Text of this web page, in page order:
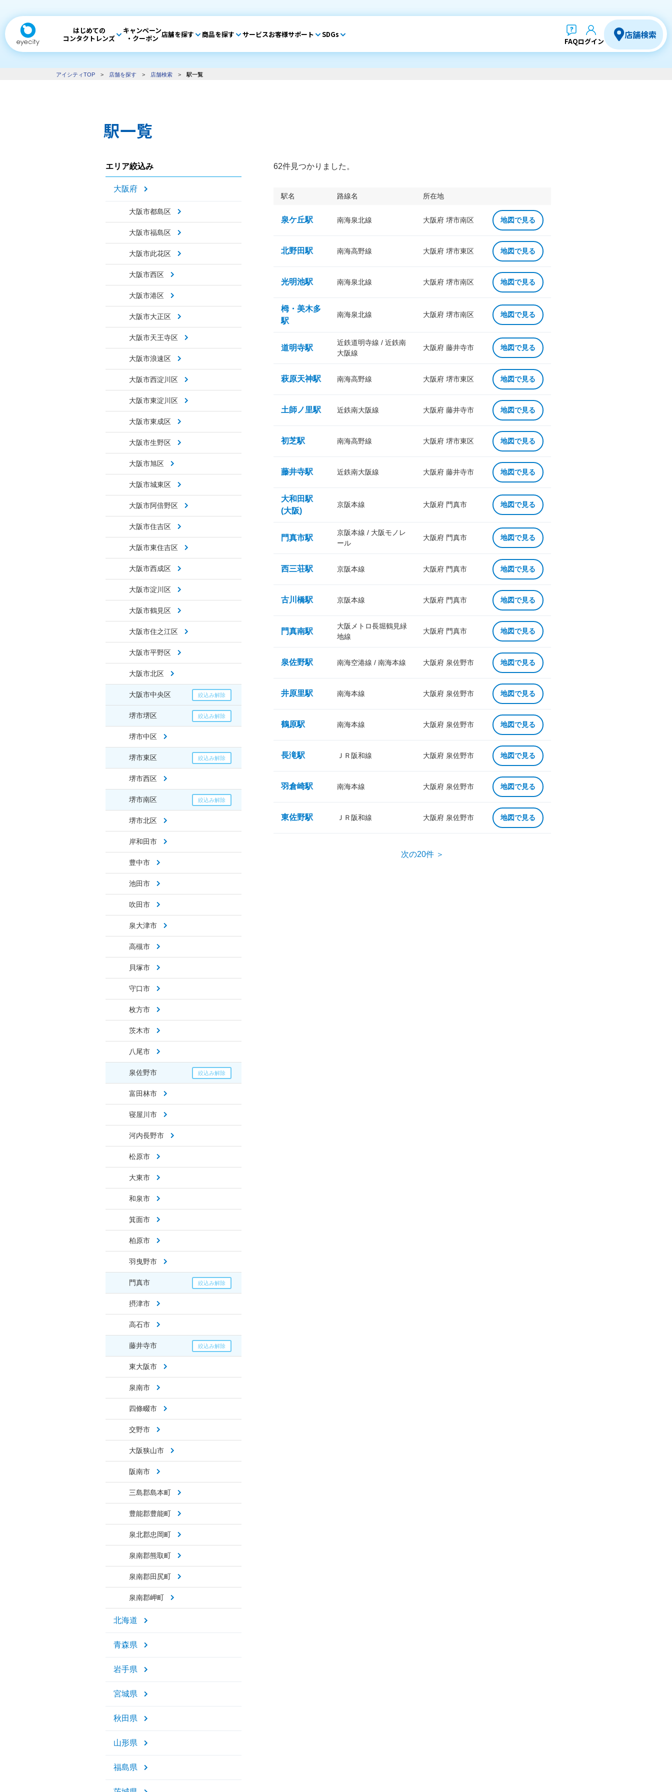
はじめての
コンタクトレンズ
キャンペーン
・クーポン 店舗を探す 商品を探す サービスお客様サポート SDGs
FAQログイン
店舗検索
アイシティTOP > 店舗を探す > 店舗検索 > 駅一覧
駅一覧
エリア絞込み
大阪府
大阪市都島区
大阪市福島区
大阪市此花区
大阪市西区
大阪市港区
大阪市大正区
大阪市天王寺区
大阪市浪速区
大阪市西淀川区
大阪市東淀川区
大阪市東成区
大阪市生野区
大阪市旭区
大阪市城東区
大阪市阿倍野区
大阪市住吉区
大阪市東住吉区
大阪市西成区
大阪市淀川区
大阪市鶴見区
大阪市住之江区
大阪市平野区
大阪市北区
大阪市中央区
堺市堺区
堺市中区
堺市東区
堺市西区
堺市南区
堺市北区
岸和田市
豊中市
池田市
吹田市
泉大津市
高槻市
貝塚市
守口市
枚方市
茨木市
八尾市
泉佐野市
富田林市
寝屋川市
河内長野市
松原市
大東市
和泉市
箕面市
柏原市
羽曳野市
門真市
摂津市
高石市
藤井寺市
東大阪市
泉南市
四條畷市
交野市
大阪狭山市
阪南市
三島郡島本町
豊能郡豊能町
泉北郡忠岡町
泉南郡熊取町
泉南郡田尻町
泉南郡岬町
北海道
青森県
岩手県
宮城県
秋田県
山形県
福島県
62件見つかりました。
駅名 路線名 所在地
泉ケ丘駅 南海泉北線 大阪府 堺市南区 地図で見る
北野田駅 南海高野線 大阪府 堺市東区 地図で見る
光明池駅 南海泉北線 大阪府 堺市南区 地図で見る
栂・美木多
駅
南海泉北線 大阪府 堺市南区 地図で見る
道明寺駅
近鉄道明寺線 / 近鉄南
大阪線
大阪府 藤井寺市 地図で見る
萩原天神駅 南海高野線 大阪府 堺市東区 地図で見る
土師ノ里駅 近鉄南大阪線 大阪府 藤井寺市 地図で見る
初芝駅 南海高野線 大阪府 堺市東区 地図で見る
藤井寺駅 近鉄南大阪線 大阪府 藤井寺市 地図で見る
大和田駅
(大阪)
京阪本線 大阪府 門真市 地図で見る
門真市駅
京阪本線 / 大阪モノレ
ール
大阪府 門真市 地図で見る
西三荘駅 京阪本線 大阪府 門真市 地図で見る
古川橋駅 京阪本線 大阪府 門真市 地図で見る
門真南駅
大阪メトロ長堀鶴見緑
地線
大阪府 門真市 地図で見る
泉佐野駅 南海空港線 / 南海本線 大阪府 泉佐野市 地図で見る
井原里駅 南海本線 大阪府 泉佐野市 地図で見る
鶴原駅 南海本線 大阪府 泉佐野市 地図で見る
長滝駅 ＪＲ阪和線 大阪府 泉佐野市 地図で見る
羽倉崎駅 南海本線 大阪府 泉佐野市 地図で見る
東佐野駅 ＪＲ阪和線 大阪府 泉佐野市 地図で見る
次の20件 ＞